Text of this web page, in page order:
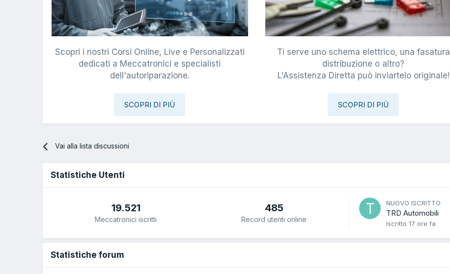
Scopri i nostri Corsi Online, Live e Personalizzati
dedicati a Meccatronici e specialisti
dell'autoriparazione.
SCOPRI DI PIÙ
Ti serve uno schema elettrico, una fasatura
distribuzione o altro?
L'Assistenza Diretta può inviartelo originale!
SCOPRI DI PIÙ
Vai alla lista discussioni
Statistiche Utenti
19.521
Meccatronici iscritti
485
Record utenti online
NUOVO ISCRITTO
TRD Automobili
Iscritto 17 ore fa
Statistiche forum